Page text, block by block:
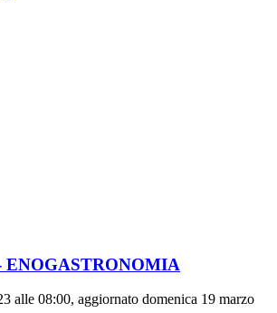
ENOGASTRONOMIA
alle 08:00, aggiornato domenica 19 marzo